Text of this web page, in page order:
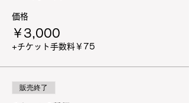
価格
￥3,000
+チケット手数料￥75
販売終了